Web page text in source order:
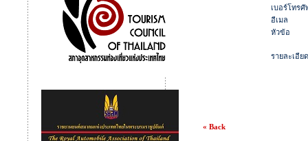
เบอร์โทรศั
อีเมล
หัวข้อ
รายละเอียด
« Back